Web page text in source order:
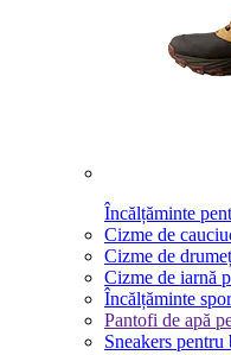
Încălțăminte
Cizme de
Cizme de
Cizme de iarnă
Încălțăminte
Pantofi de apă
Sneakers pentru